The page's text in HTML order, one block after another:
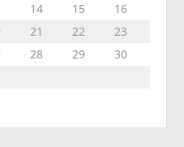
14 15
16
21 22
23
28 29
30